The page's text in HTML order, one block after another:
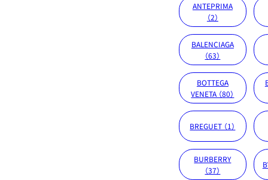
ANTEPRIMA
（2）
BALENCIAGA
（63）
BOTTEGA
VENETA （80）
BREGUET （1）
BURBERRY
（37）